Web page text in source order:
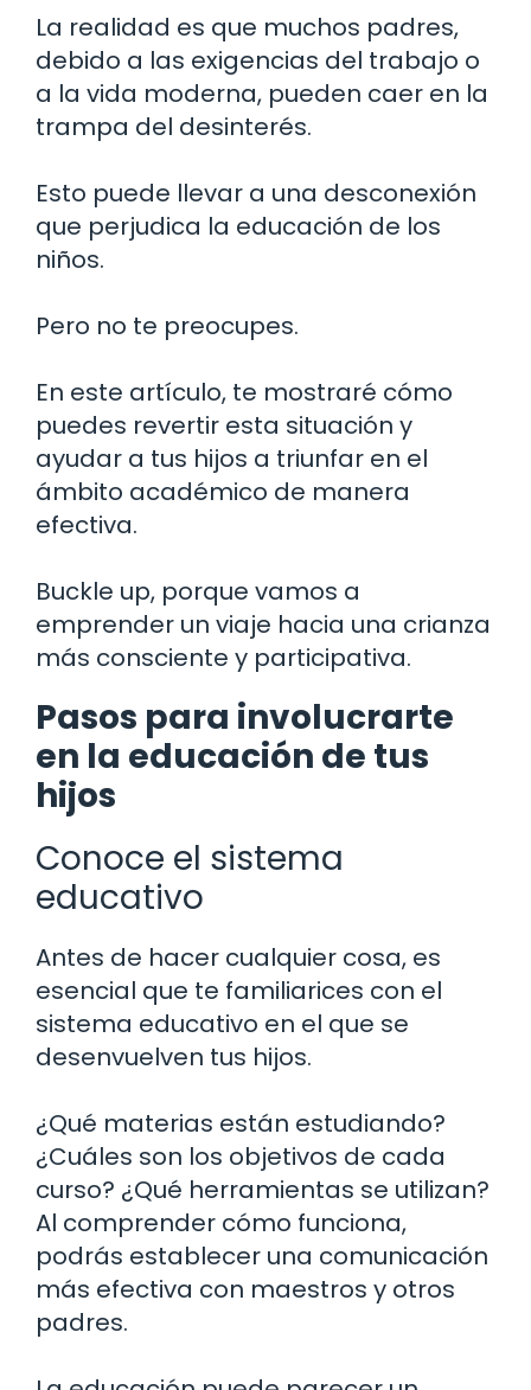
La realidad es que muchos padres,
debido a las exigencias del trabajo o
a la vida moderna, pueden caer en la
trampa del desinterés.
Esto puede llevar a una desconexión
que perjudica la educación de los
niños.
Pero no te preocupes.
En este artículo, te mostraré cómo
puedes revertir esta situación y
ayudar a tus hijos a triunfar en el
ámbito académico de manera
efectiva.
Buckle up, porque vamos a
emprender un viaje hacia una crianza
más consciente y participativa.
Pasos para involucrarte
en la educación de tus
hijos
Conoce el sistema
educativo
Antes de hacer cualquier cosa, es
esencial que te familiarices con el
sistema educativo en el que se
desenvuelven tus hijos.
¿Qué materias están estudiando?
¿Cuáles son los objetivos de cada
curso? ¿Qué herramientas se utilizan?
Al comprender cómo funciona,
podrás establecer una comunicación
más efectiva con maestros y otros
padres.